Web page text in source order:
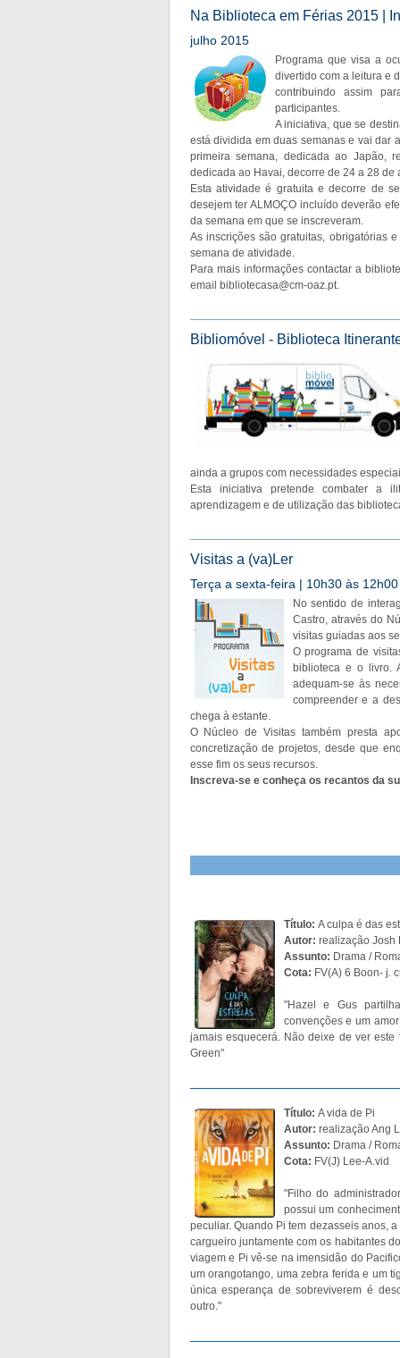
Na Biblioteca em Férias 2015 |
julho 2015
Programa que visa a
divertido com a leitura e
contribuindo assim
participantes.
A iniciativa, que se
está dividida em duas semanas e vai dar
primeira semana, dedicada ao Japão,
dedicada ao Havai, decorre de 24 a 28 de
Esta atividade é gratuita e decorre de
desejem ter ALMOÇO incluído deverão
da semana em que se inscreveram.
As inscrições são gratuitas, obrigatórias
semana de atividade.
Para mais informações contactar a
email bibliotecasa@cm-oaz.pt.
Bibliomóvel - Biblioteca
ainda a grupos com necessidades
Esta iniciativa pretende combater a
aprendizagem e de utilização das
Visitas a (va)Ler
Terça a sexta-feira | 10h30 às
No sentido de
Castro, através do
visitas guiadas aos
O programa de
biblioteca e o livro.
adequam-se às
compreender e a
chega à estante.
O Núcleo de Visitas também presta
concretização de projetos, desde que
esse fim os seus recursos.
Inscreva-se e conheça os recantos da
Título: A culpa é das
Autor: realização Josh
Assunto: Drama /
Cota: FV(A) 6 Boon- j.
"Hazel e Gus
convenções e um
jamais esquecerá. Não deixe de ver
Green"
Título: A vida de Pi
Autor: realização Ang
Assunto: Drama /
Cota: FV(J) Lee-A.vid
"Filho do
possui um
peculiar. Quando Pi tem dezasseis anos,
cargueiro juntamente com os habitantes
viagem e Pi vê-se na imensidão do
um orangotango, uma zebra ferida e um
única esperança de sobreviverem é
outro."